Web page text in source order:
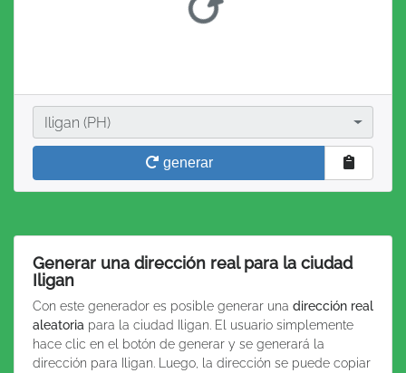
Ciudad
Iligan (PH)
generar
Generar una dirección real para la ciudad
Iligan
Con este generador es posible generar una dirección real
aleatoria para la ciudad Iligan. El usuario simplemente
hace clic en el botón de generar y se generará la
dirección para Iligan. Luego, la dirección se puede copiar